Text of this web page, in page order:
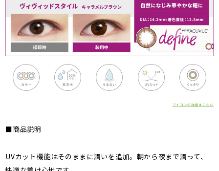
アイコンの詳細はこちら
■商品説明
UVカット機能はそのままに潤いを追加。朝から夜まで潤って、